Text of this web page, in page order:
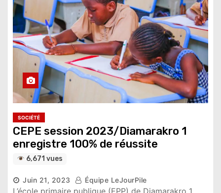
SOCIÉTÉ
CEPE session 2023/Diamarakro 1
enregistre 100% de réussite
6,671 vues
Juin 21, 2023 Équipe LeJourPile